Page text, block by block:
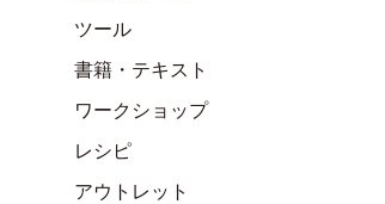
ツール
書籍・テキスト
ワークショップ
レシピ
アウトレット